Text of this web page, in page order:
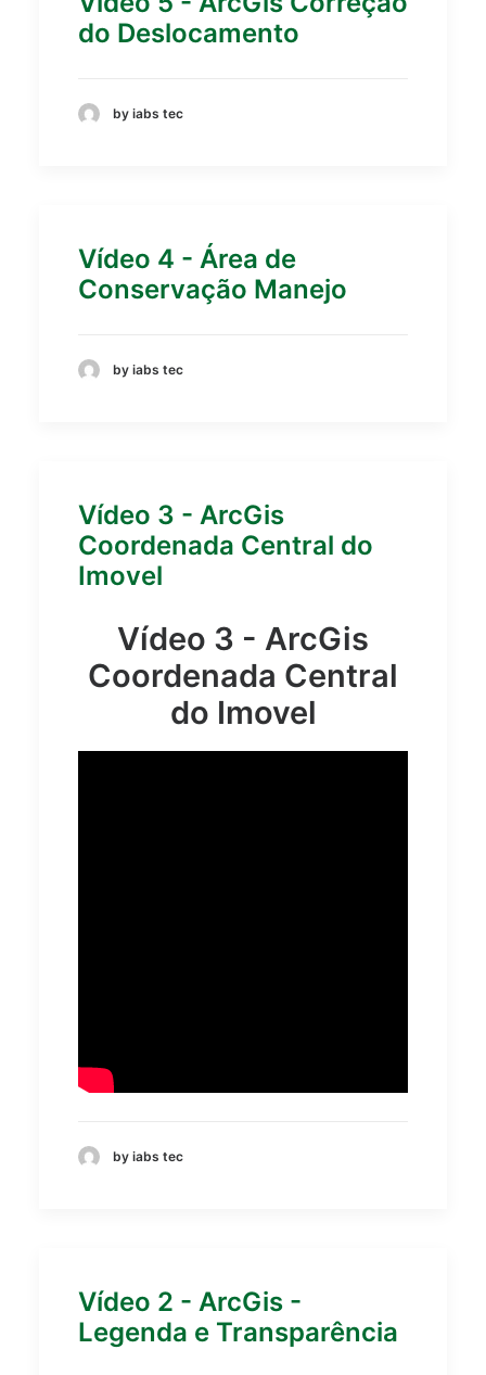
do Deslocamento
by iabs tec
Vídeo 4 - Área de
Conservação Manejo
by iabs tec
Vídeo 3 - ArcGis
Coordenada Central do
Imovel
Vídeo 3 - ArcGis
Coordenada Central
do Imovel
by iabs tec
Vídeo 2 - ArcGis -
Legenda e Transparência